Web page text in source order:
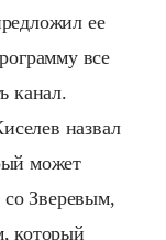
ее
все
канал.
назвал
может
со Зверевым,
который